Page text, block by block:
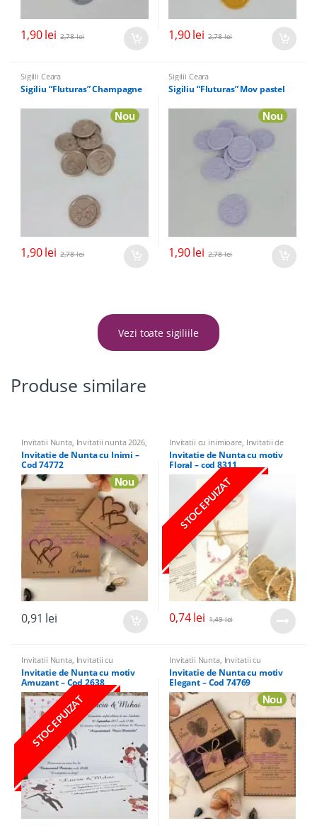
1,90lei 2,78lei 1,90lei 2,78lei
Sigilii Ceara
Sigiliu “Fluturas” Champagne
Nou
1,90lei 2,78lei
Sigilii Ceara
Sigiliu “Fluturas” Mov pastel
Nou
1,90lei 2,78lei
Vezi toate sigiliile
Produse similare
Invitatii Nunta, Invitatii nunta 2026,
Invitatii cu inimioare Invitatii
elegante,Invitatii muzica, cinema,
ziar
Invitatie de Nunta cu Inimi –
Cod 74772
Nou
0,91 lei
Invitatii cu inimioare, Invitatii de
nunta cu flori si fluturi Invitatii
Nunta
Invitatie de Nunta cu motiv
Floral – cod 8311
STOC EPUIZAT
0,74lei 1,49lei
Invitatii Nunta, Invitatii cu
inimioare Invitatii cu miri
Invitatie de Nunta cu motiv
Amuzant – Cod 2638
STOC EPUIZAT
Invitatii Nunta, Invitatii cu
inimioare Invitatii elegante
Invitatii rustic si traditional
Invitatie de Nunta cu motiv
Elegant – Cod 74769
Nou